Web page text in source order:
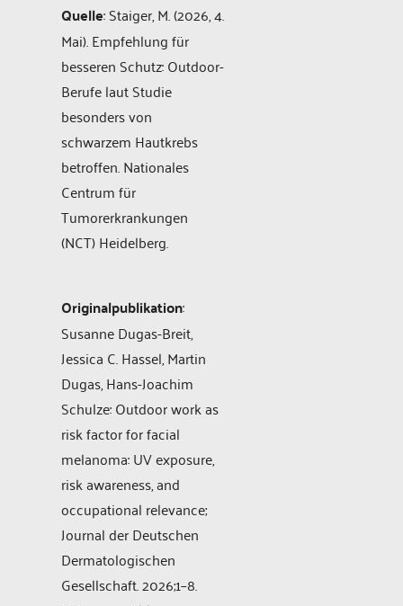
Quelle: Staiger, M. (2026, 4.
Mai). Empfehlung für
besseren Schutz: Outdoor-
Berufe laut Studie
besonders von
schwarzem Hautkrebs
betroffen. Nationales
Centrum für
Tumorerkrankungen
(NCT) Heidelberg.
Originalpublikation:
Susanne Dugas-Breit,
Jessica C. Hassel, Martin
Dugas, Hans-Joachim
Schulze: Outdoor work as
risk factor for facial
melanoma: UV exposure,
risk awareness, and
occupational relevance;
Journal der Deutschen
Dermatologischen
Gesellschaft. 2026;1–8.